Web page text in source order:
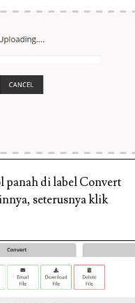
panah di label Convert
seterusnya klik